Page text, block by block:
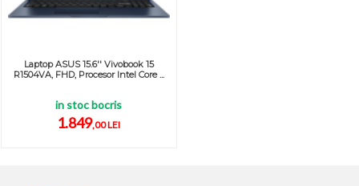
Laptop ASUS 15.6'' Vivobook 15
R1504VA, FHD, Procesor Intel Core ...
in stoc bocris
1.849,00 LEI